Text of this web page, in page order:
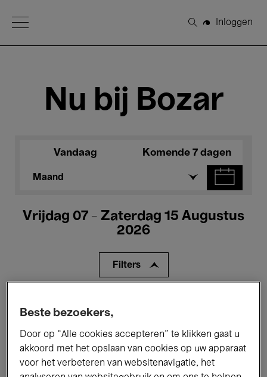
Open Menu
Zoeken
Inloggen
Nu bij Bozar
Vandaag Komende 7 dagen
Maand
Vrijdag 07 - Zaterdag 15 Augustus
2026
Filters
Tentoonstellingen Films
Performances Lezingen & Debatten
Beste bezoekers,
Door op “Alle cookies accepteren” te klikken gaat u
akkoord met het opslaan van cookies op uw apparaat
voor het verbeteren van websitenavigatie, het